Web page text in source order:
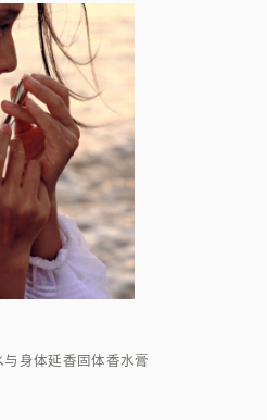
身体延香固体香水膏